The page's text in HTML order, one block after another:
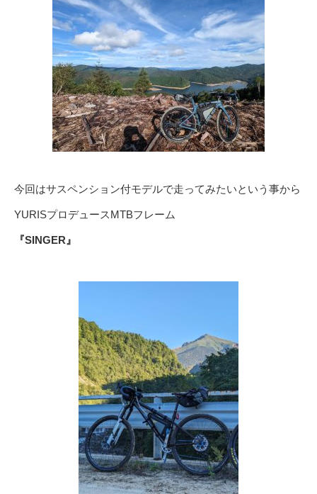
今回はサスペンション付モデルで走ってみたいという事から
YURISプロデュースMTBフレーム
『SINGER』